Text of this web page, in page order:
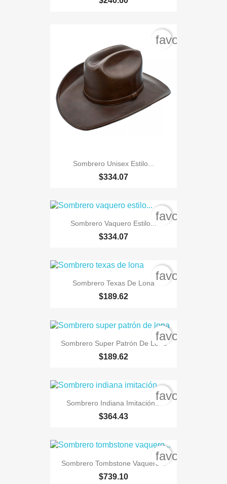
Sombrero Unisex Estilo...
$334.07
Sombrero Vaquero Estilo...
$334.07
Sombrero Texas De Lona
$189.62
Sombrero Super Patrón De Lona
$189.62
Sombrero Indiana Imitación...
$364.43
Sombrero Tombstone Vaquero...
$739.10